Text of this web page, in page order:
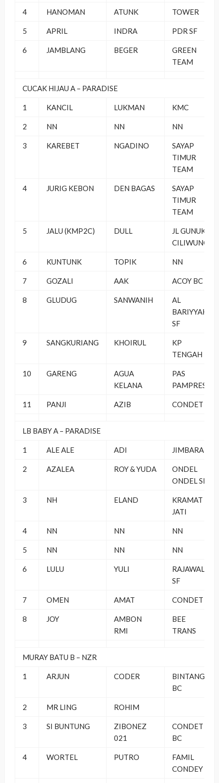
4 HANOMAN ATUNK TOWER
5 APRIL INDRA PDR SF
6 JAMBLANG BEGER
GREEN
TEAM
CUCAK HIJAU A – PARADISE
1 KANCIL LUKMAN KMC
2 NN NN NN
3 KAREBET NGADINO
SAYAP
TIMUR
TEAM
4 JURIG KEBON DEN BAGAS
SAYAP
TIMUR
TEAM
5 JALU (KMP2C) DULL
JL GUNUK
CILIWUNG
6 KUNTUNK TOPIK NN
7 GOZALI AAK ACOY BC
8 GLUDUG SANWANIH
AL
BARIYYAH
SF
9 SANGKURIANG KHOIRUL
KP
TENGAH
10 GARENG
AGUA
KELANA
PAS
PAMPRES
11 PANJI AZIB CONDET
LB BABY A – PARADISE
1 ALE ALE ADI JIMBARAN
2 AZALEA ROY & YUDA
ONDEL
ONDEL SF
3 NH ELAND
KRAMAT
JATI
4 NN NN NN
5 NN NN NN
6 LULU YULI
RAJAWALI
SF
7 OMEN AMAT CONDET
8 JOY
AMBON
RMI
BEE
TRANS
MURAY BATU B – NZR
1 ARJUN CODER
BINTANG
BC
2 MR LING ROHIM
3 SI BUNTUNG
ZIBONEZ
021
CONDET
BC
4 WORTEL PUTRO
FAMIL
CONDEY